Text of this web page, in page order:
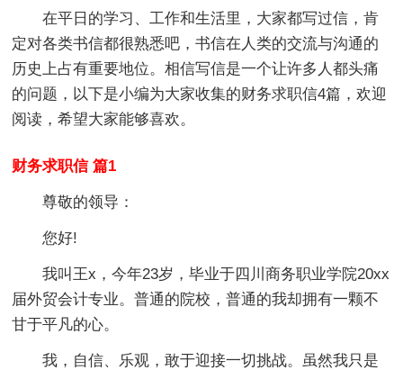
在平日的学习、工作和生活里，大家都写过信，肯
定对各类书信都很熟悉吧，书信在人类的交流与沟通的
历史上占有重要地位。相信写信是一个让许多人都头痛
的问题，以下是小编为大家收集的财务求职信4篇，欢迎
阅读，希望大家能够喜欢。
财务求职信 篇1
尊敬的领导：
您好!
我叫王x，今年23岁，毕业于四川商务职业学院20xx
届外贸会计专业。普通的院校，普通的我却拥有一颗不
甘于平凡的心。
我，自信、乐观，敢于迎接一切挑战。虽然我只是